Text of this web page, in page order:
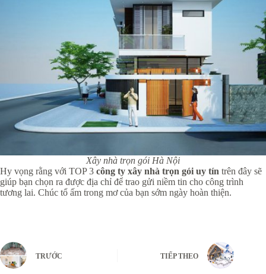
Xây nhà trọn gói Hà Nội
Hy vọng rằng với TOP 3 công ty xây nhà trọn gói uy tín trên đây sẽ
giúp bạn chọn ra được địa chỉ để trao gửi niềm tin cho công trình
tương lai. Chúc tổ ấm trong mơ của bạn sớm ngày hoàn thiện.
TRƯỚC TIẾP THEO